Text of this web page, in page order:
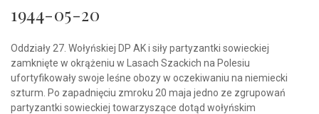
1944-05-20
Oddziały 27. Wołyńskiej DP AK i siły partyzantki sowieckiej
zamknięte w okrążeniu w Lasach Szackich na Polesiu
ufortyfikowały swoje leśne obozy w oczekiwaniu na niemiecki
szturm. Po zapadnięciu zmroku 20 maja jedno ze zgrupowań
partyzantki sowieckiej towarzyszące dotąd wołyńskim